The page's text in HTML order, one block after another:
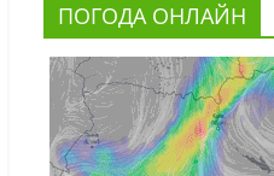
ПОГОДА ОНЛАЙН